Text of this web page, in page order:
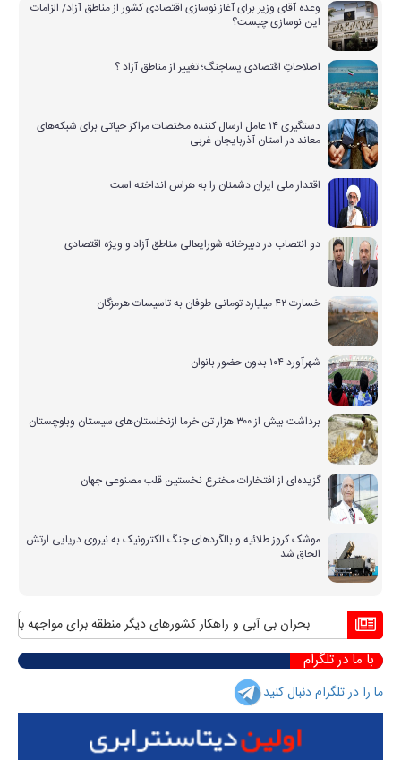
وعده آقای وزیر برای آغاز نوسازی اقتصادی کشور از مناطق آزاد/ الزامات
این نوسازی چیست؟
اصلاحاتِ اقتصادی پساجنگ؛ تغییر از مناطق آزاد ؟
دستگیری ۱۴ عامل ارسال کننده مختصات مراکز حیاتی برای شبکه‌های
معاند در استان آذربایجان غربی
اقتدار ملی ایران دشمنان را به هراس انداخته است
دو انتصاب در دبیرخانه شورایعالی مناطق آزاد و ویژه اقتصادی
خسارت ۴۲ میلیارد تومانی طوفان به تاسیسات هرمزگان
شهرآورد ۱۰۴ بدون حضور بانوان
برداشت بیش از ۳۰۰ هزار تن خرما ازنخلستان‌های سیستان وبلوچستان
گزیده‌ای از افتخارات مخترع نخستین قلب مصنوعی جهان
موشک کروز طلائیه و بالگردهای جنگ الکترونیک به نیروی دریایی ارتش
الحاق شد
بحران بی آبی و راهکار کشورهای دیگر منطقه برای مواجهه با آن
با ما در تلگرام
ما را در تلگرام دنبال کنید